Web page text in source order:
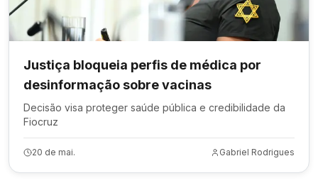
Justiça bloqueia perfis de médica por
desinformação sobre vacinas
Decisão visa proteger saúde pública e credibilidade da
Fiocruz
20 de mai. Gabriel Rodrigues